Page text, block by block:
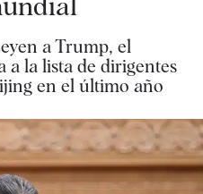
a Trump, el
a la lista de dirigentes
en el último año